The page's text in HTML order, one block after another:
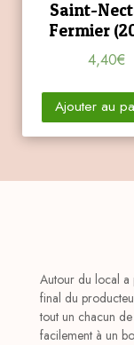
Saint-
Fermier
4,40€
Ajouter au
Autour du local a
final du
tout un chacun
facilement à un